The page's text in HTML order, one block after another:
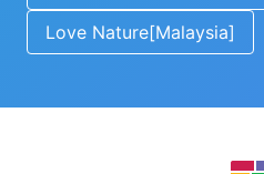
Love Nature[Malaysia]